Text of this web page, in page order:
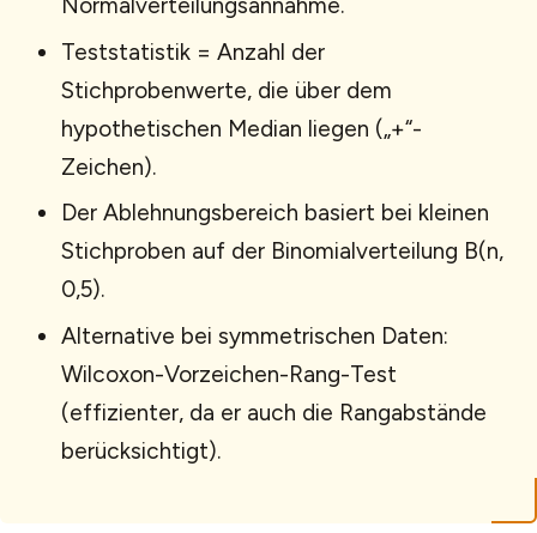
Normalverteilungsannahme.
Teststatistik = Anzahl der
Stichprobenwerte, die über dem
hypothetischen Median liegen („+“-
Zeichen).
Der Ablehnungsbereich basiert bei kleinen
Stichproben auf der Binomialverteilung B(n,
0,5).
Alternative bei symmetrischen Daten:
Wilcoxon-Vorzeichen-Rang-Test
(effizienter, da er auch die Rangabstände
berücksichtigt).